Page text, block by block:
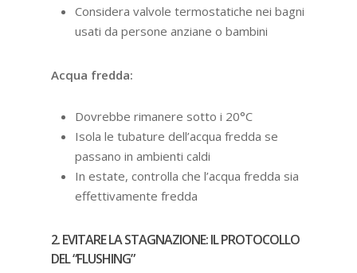
Considera valvole termostatiche nei bagni
usati da persone anziane o bambini
Acqua fredda:
Dovrebbe rimanere sotto i 20°C
Isola le tubature dell’acqua fredda se
passano in ambienti caldi
In estate, controlla che l’acqua fredda sia
effettivamente fredda
2. EVITARE LA STAGNAZIONE: IL PROTOCOLLO
DEL “FLUSHING”